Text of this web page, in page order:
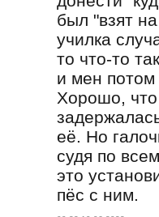
был "взят
училка
то что-то
и мен
Хорошо, что
её. Но
судя по
это
пёс с ним.